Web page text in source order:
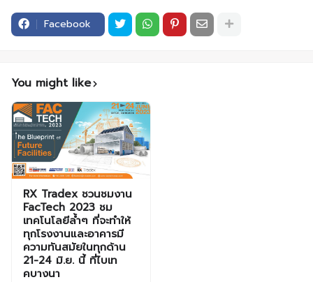
Facebook
You might like
RX Tradex ชวนชมงาน
FacTech 2023 ชม
เทคโนโลยีล้ำๆ ที่จะทำให้
ทุกโรงงานและอาคารมี
ความทันสมัยในทุกด้าน
21-24 มิ.ย. นี้ ที่ไบเท
คบางนา